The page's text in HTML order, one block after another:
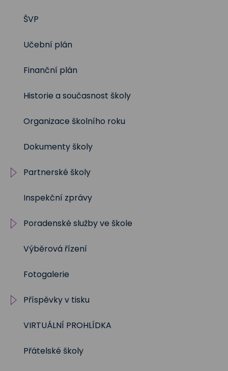
2024/2025
2023/2024
2022/2023
2021/2022
2020/2021
2019/2020
2018/2019
2017/2018
2016/2017
2015/2016
2014/2015
2013/2014
2012/2013
Volby 2017
Volby 2020
Volby 2023
ŠVP
Učební plán
Finanční plán
Historie a současnost školy
Organizace školního roku
Dokumenty školy
Partnerské školy
Projekty
Inspekční zprávy
Poradenské služby ve škole
Výchovný a kariérní
Metodik prevence
Školní psycholog
Sociální pedagog
Speciální pedagog
Výběrová řízení
Fotogalerie
Příspěvky v tisku
Školní rok 2023 - 2024
Školní rok 2024 - 2025
VIRTUÁLNÍ PROHLÍDKA
Přátelské školy